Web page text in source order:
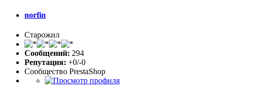
norfin
Старожил
Сообщений: 294
Репутация: +0/-0
Сообщество PrestaShop